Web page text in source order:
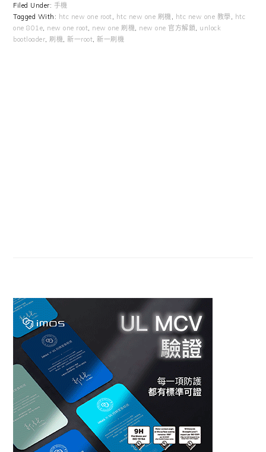
Filed Under: 手機
Tagged With: htc new one root htc new one 刷機 htc new one 教學
htc
one 801e new one root new one 刷機 new one 官方解鎖
unlock
bootloader 刷機 ,新一root ,新一刷機